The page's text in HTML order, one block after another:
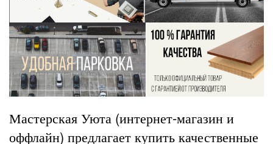
Мастерская Уюта (интернет-магазин и
оффлайн) предлагает купить качественные